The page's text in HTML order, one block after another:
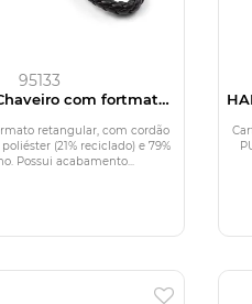
95133
com fortmato
(21% reciclado) e 79%
retangular, com cordão
(21% reciclado) e 79%
Possui acabamento...